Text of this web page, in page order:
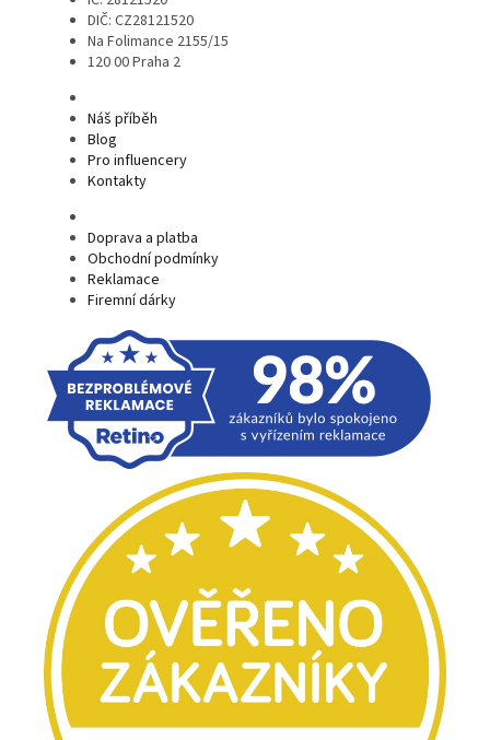
DIČ: CZ28121520
Na Folimance 2155/15
120 00 Praha 2
Náš příběh
Blog
Pro influencery
Kontakty
Doprava a platba
Obchodní podmínky
Reklamace
Firemní dárky